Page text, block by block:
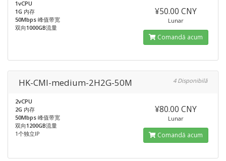
1vCPU
1G 内存
50Mbps 峰值带宽
双向1000GB流量
¥50.00 CNY
Lunar
Comandă acum
HK-CMI-medium-2H2G-50M 4 Disponibilă
2vCPU
2G 内存
50Mbps 峰值带宽
双向1200GB流量
1个独立IP
¥80.00 CNY
Lunar
Comandă acum